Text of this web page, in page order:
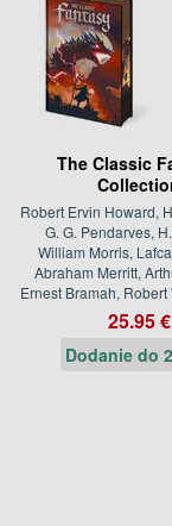
The Classic
Robert Ervin Howard,
G. G. Pendarves,
William Morris,
Abraham Merritt,
Ernest Bramah, Robert
25.95 €
Dodanie do